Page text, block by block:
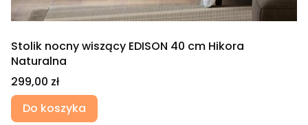
Stolik nocny wiszący EDISON 40 cm Hikora
Naturalna
Cena
299,00 zł
Do koszyka